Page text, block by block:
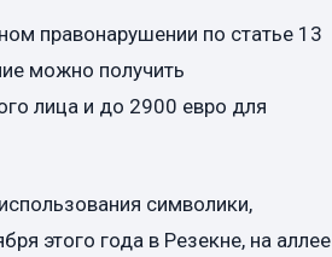
правонарушении по статье 13
можно получить
лица и до 2900 евро для
символики,
этого года в Резекне, на аллее